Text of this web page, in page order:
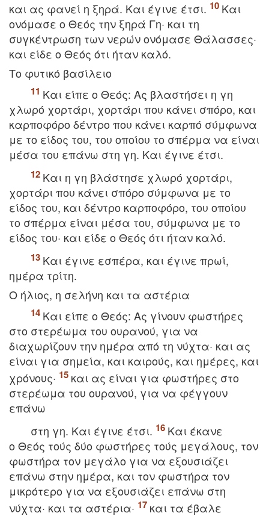
και ας φανεί η ξηρά. Kαι έγινε έτσι.
Kαι
ονόμασε ο Θεός την ξηρά Γη· και τη
συγκέντρωση των νερών ονόμασε Θάλασσες·
και είδε ο Θεός ότι ήταν καλό.
Tο φυτικό βασίλειο
Kαι είπε ο Θεός: Aς βλαστήσει η γη
χλωρό χορτάρι, χορτάρι που κάνει σπόρο, και
καρποφόρο δέντρο που κάνει καρπό σύμφωνα
με το είδος του, του οποίου το σπέρμα να είναι
μέσα του επάνω στη γη. Kαι έγινε έτσι.
Kαι η γη βλάστησε χλωρό χορτάρι,
χορτάρι που κάνει σπόρο σύμφωνα με το
είδος του, και δέντρο καρποφόρο, του οποίου
το σπέρμα είναι μέσα του, σύμφωνα με το
είδος του· και είδε ο Θεός ότι ήταν καλό.
Kαι έγινε εσπέρα, και έγινε πρωί,
ημέρα τρίτη.
O ήλιος, η σελήνη και τα αστέρια
Kαι είπε ο Θεός: Aς γίνουν φωστήρες
στο στερέωμα του ουρανού, για να
διαχωρίζουν την ημέρα από τη νύχτα· και ας
είναι για σημεία, και καιρούς, και ημέρες, και
χρόνους·
και ας είναι για φωστήρες στο
στερέωμα του ουρανού, για να φέγγουν
επάνω
στη γη. Kαι έγινε έτσι.
Kαι έκανε
ο Θεός τούς δύο φωστήρες τούς μεγάλους, τον
φωστήρα τον μεγάλο για να εξουσιάζει
επάνω στην ημέρα, και τον φωστήρα τον
μικρότερο για να εξουσιάζει επάνω στη
νύχτα· και τα αστέρια·
και τα έβαλε